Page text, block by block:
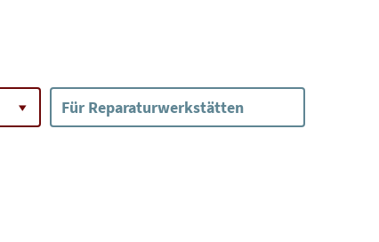
Für Reparaturwerkstätten